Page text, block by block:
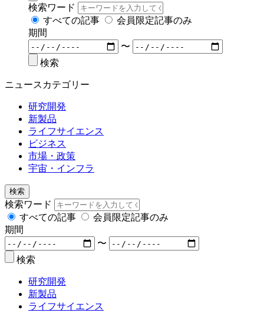
検索ワード
すべての記事
会員限定記事のみ
期間
〜
検索
ニュースカテゴリー
研究開発
新製品
ライフサイエンス
ビジネス
市場・政策
宇宙・インフラ
検索
検索ワード
すべての記事
会員限定記事のみ
期間
〜
検索
研究開発
新製品
ライフサイエンス